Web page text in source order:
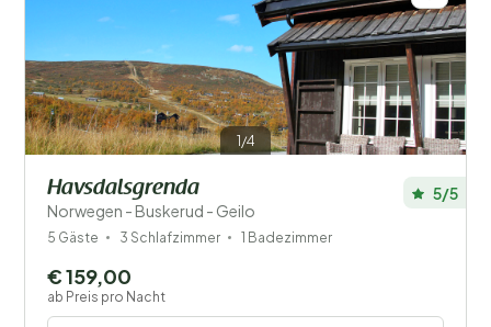
1/4
Havsdalsgrenda
Norwegen - Buskerud - Geilo
5/5
5 Gäste 3 Schlafzimmer 1 Badezimmer
€ 159,00
ab Preis pro Nacht